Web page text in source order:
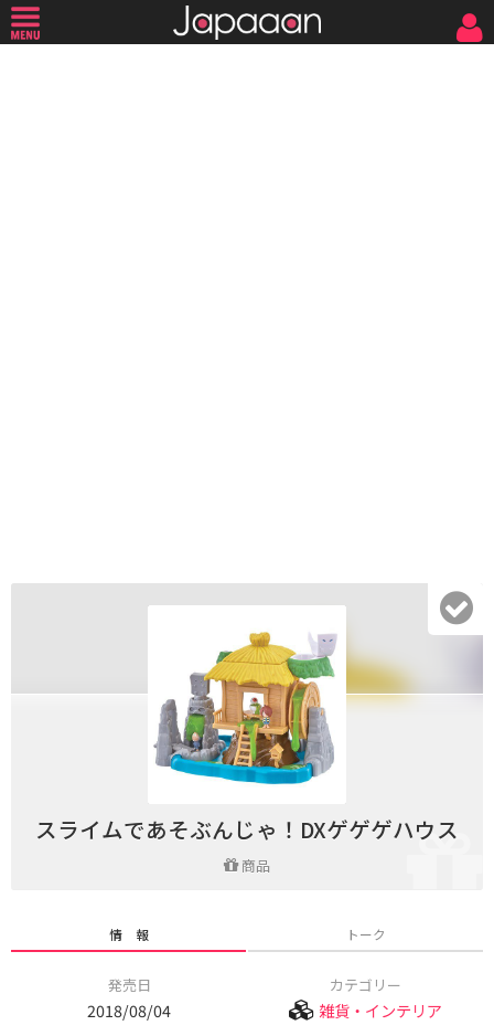
スライムであそぶんじゃ！DXゲゲゲハウス
商品
情 報 トーク
発売日
2018/08/04
カテゴリー
雑貨・インテリア